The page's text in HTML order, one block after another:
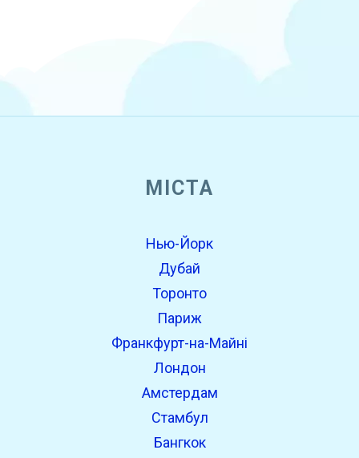
МІСТА
Нью-Йорк
Дубай
Торонто
Париж
Франкфурт-на-Майні
Лондон
Амстердам
Стамбул
Бангкок